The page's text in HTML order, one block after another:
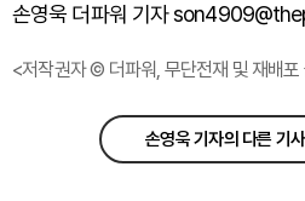
손영욱 더파워 기자
<저작권자 © 더파워, 무단전재 및 재배포
손영욱 기자의 다른 기